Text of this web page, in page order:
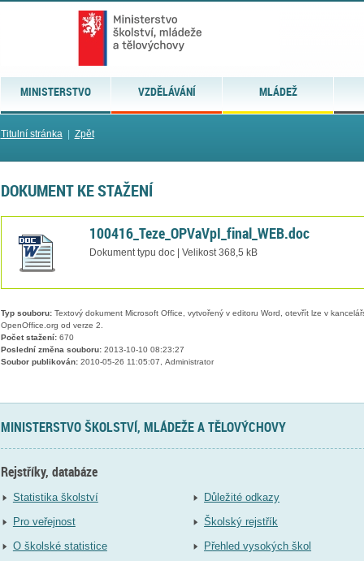
MINISTERSTVO VZDĚLÁVÁNÍ MLÁDEŽ
Titulní stránka| Zpět
DOKUMENT KE STAŽENÍ
100416_Teze_OPVaVpI_final_WEB.doc
Dokument typu doc | Velikost 368,5 kB
Typ souboru:Textový dokument Microsoft Office, vytvořený v editoru Word, otevřít lze v
OpenOffice.org od verze 2.
Počet stažení:670
Poslední změna souboru:2013-10-10 08:23:27
Soubor publikován:2010-05-26 11:05:07, Administrator
MINISTERSTVO ŠKOLSTVÍ, MLÁDEŽE A TĚLOVÝCHOVY
Rejstříky, databáze
Statistika školství
Pro veřejnost
O školské statistice
Důležité odkazy
Školský rejstřík
Přehled vysokých škol